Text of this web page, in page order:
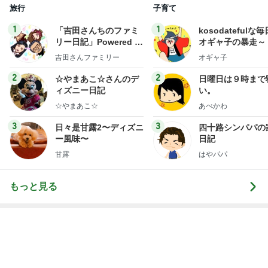
旅行
1
「吉田さんちのファミ
リー日記」Powered b
y Ameba 吉田さんファ
ログ
吉田さんファミリー
2
☆やまあこ☆さんのデ
ィズニー日記
☆やまあこ☆
3
日々是甘露2〜ディズニ
ー風味〜
甘露
子育て
1
kosodatefulな毎
オギャ子の暴走～
オギャ子
2
日曜日は９時まで
い。
あべかわ
3
四十路シンパパの
日記
はやパパ
もっと見る